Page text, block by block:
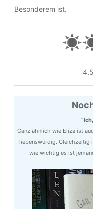
Besonderem ist.
Ganz ähnlich wie Eliza ist
liebenswürdig. Gleichzeitig
wie wichtig es ist